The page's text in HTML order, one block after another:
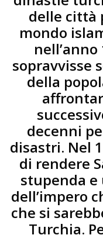
delle città
mondo
sopravvisse
della
decenni
disastri. Nel
di rendere
stupenda e
dell’impero
che si
Turchia.